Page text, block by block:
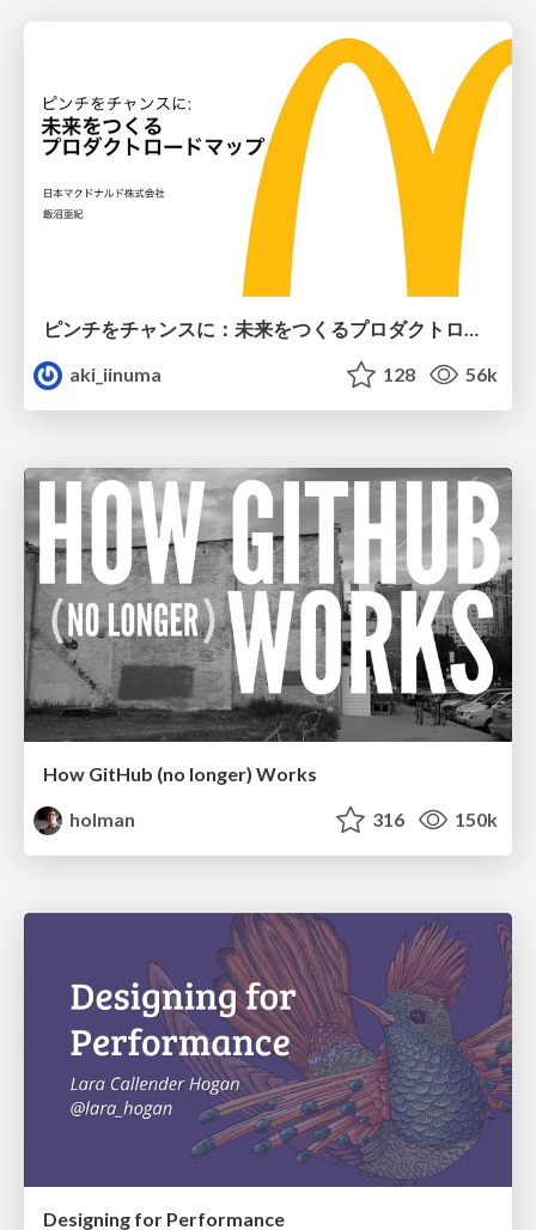
aki_iinuma
128 56k
How GitHub (no longer) Works
holman
316 150k
Designing for Performance